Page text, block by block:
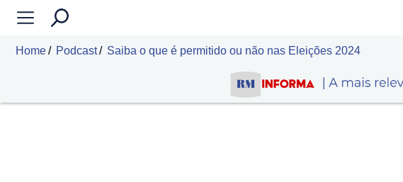
Home Podcast Saiba o que é permitido ou não nas Eleições 2024